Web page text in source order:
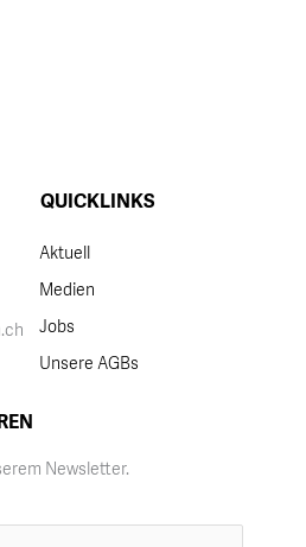
QUICKLINKS
Aktuell
Medien
Jobs
Unsere AGBs
Newsletter.